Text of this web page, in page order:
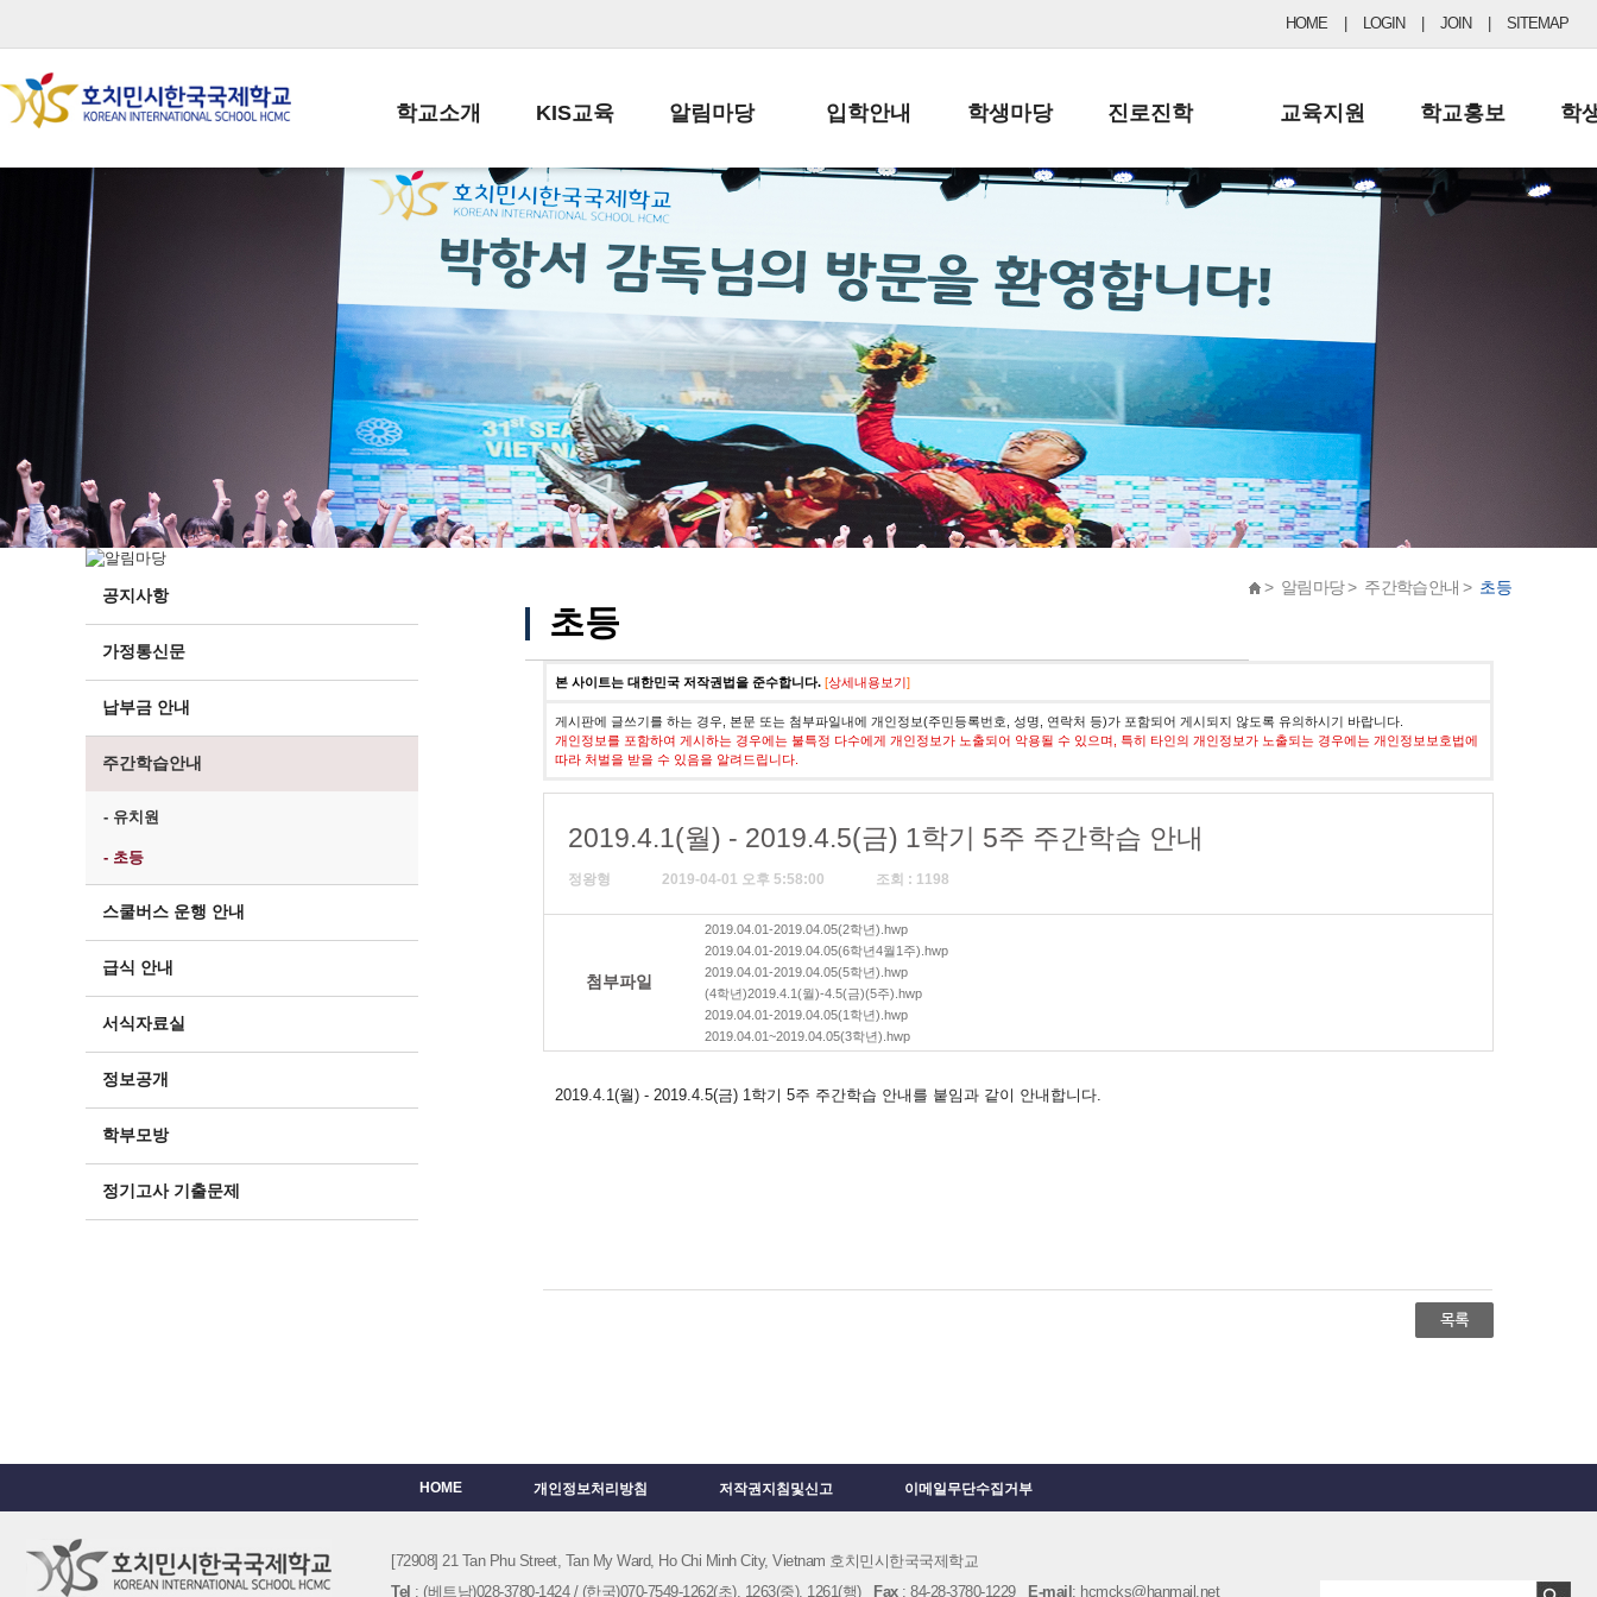
HOME LOGIN JOIN SITEMAP
학교소개
학교장인사말
학교상징
학교연혁
교직원현황
학생현황
위치/전화
전경사진
KIS교육
교육목표
학사일정
일과시간표
성과평가자료
알림마당
공지사항
납부금 안내
스쿨버스 운행 안내
급식안내
서식자료실
학부모방
정기고사 기출문제
입학안내
전-편입 서류양식
입학금/수업료
교복구입안내
학생마당
학생생활규정
학교신문
자율진로동아리
유초등 소식지
진로진학
공지사항 및 입시자료
드림레터
교육지원
행정실
학교운영위원회
학교건축기금
학교홍보
보도자료
학
공지사항
가정통신문
납부금 안내
주간학습안내
- 유치원
- 초등
스쿨버스 운행 안내
급식 안내
서식자료실
정보공개
학부모방
정기고사 기출문제
> 알림마당 > 주간학습안내 > 초등
초등
본 사이트는 대한민국 저작권법을 준수합니다. [상세내용보기]
게시판에 글쓰기를 하는 경우, 본문 또는 첨부파일내에 개인정보(주민등록번호, 성명, 연락처 등)가 포함되어 게시되지 않도록 유의하시기 바랍니다.
개인정보를 포함하여 게시하는 경우에는 불특정 다수에게 개인정보가 노출되어 악용될 수 있으며, 특히 타인의 개인정보가 노출되는 경우에는 개인정보보호법에
따라 처벌을 받을 수 있음을 알려드립니다.
2019.4.1(월) - 2019.4.5(금) 1학기 5주 주간학습 안내
정왕형 2019-04-01 오후 5:58:00 조회 : 1198
첨부파일
2019.04.01-2019.04.05(2학년).hwp
2019.04.01-2019.04.05(6학년4월1주).hwp
2019.04.01-2019.04.05(5학년).hwp
(4학년)2019.4.1(월)-4.5(금)(5주).hwp
2019.04.01-2019.04.05(1학년).hwp
2019.04.01~2019.04.05(3학년).hwp
2019.4.1(월) - 2019.4.5(금) 1학기 5주 주간학습 안내를 붙임과 같이 안내합니다.
HOME 개인정보처리방침 저작권지침및신고 이메일무단수집거부
[72908] 21 Tan Phu Street, Tan My Ward, Ho Chi Minh City, Vietnam 호치민시한국국제학교
Tel : (베트남)028-3780-1424 / (한국)070-7549-1262(초), 1263(중), 1261(행) Fax: 84-28-3780-1229 E-mail : hcmcks@hanmail.net